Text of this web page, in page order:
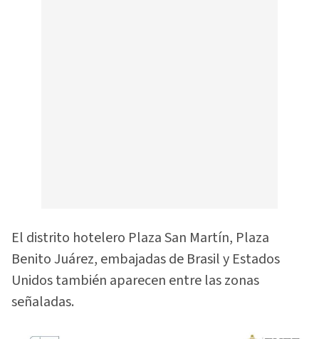
El distrito hotelero Plaza San Martín, Plaza
Benito Juárez, embajadas de Brasil y Estados
Unidos también aparecen entre las zonas
señaladas.